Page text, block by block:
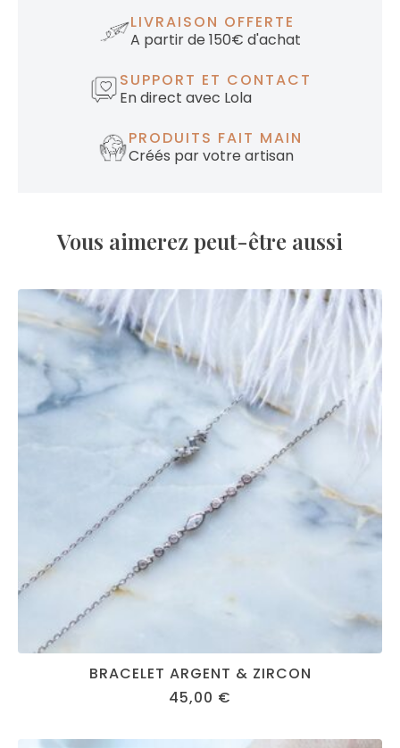
LIVRAISON OFFERTE
A partir de 150€ d'achat
SUPPORT ET CONTACT
En direct avec Lola
PRODUITS FAIT MAIN
Créés par votre artisan
Vous aimerez peut-être aussi
BRACELET ARGENT & ZIRCON
45,00 €